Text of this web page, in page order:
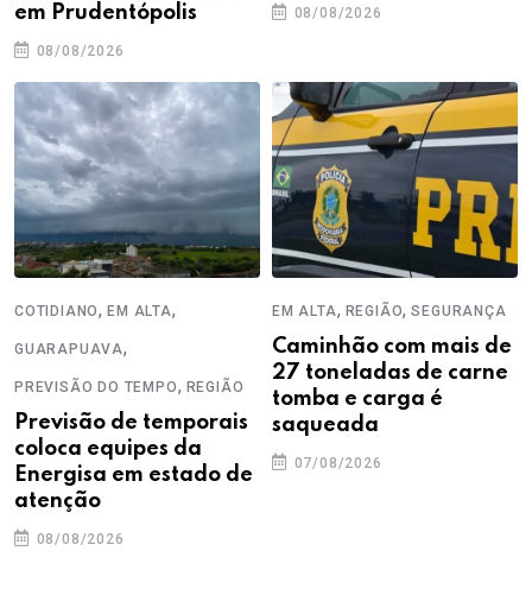
em Prudentópolis
08/08/2026
08/08/2026
COTIDIANO,EM ALTA,
GUARAPUAVA,
PREVISÃO DO TEMPO, REGIÃO
Previsão de temporais
coloca equipes da
Energisa em estado de
atenção
08/08/2026
EM ALTA, REGIÃO,SEGURANÇA
Caminhão com mais de
27 toneladas de carne
tomba e carga é
saqueada
07/08/2026